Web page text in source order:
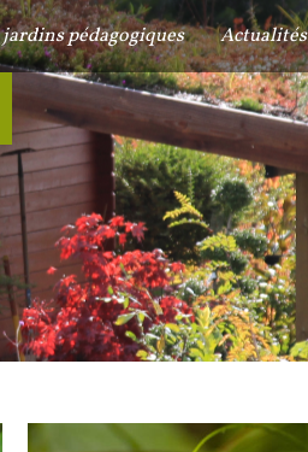
jardins pédagogiques Actualités